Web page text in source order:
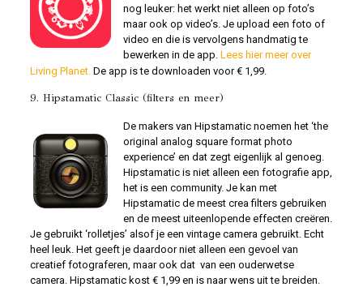
nog leuker: het werkt niet alleen op foto’s
maar ook op video’s. Je upload een foto of
video en die is vervolgens handmatig te
bewerken in de app. Lees hier meer over
Living Planet.De app is te downloaden voor € 1,99.
9. Hipstamatic Classic(filters en meer)
De makers van Hipstamatic noemen het ‘the
original analog square format photo
experience’ en dat zegt eigenlijk al genoeg.
Hipstamatic is niet alleen een fotografie app,
het is een community. Je kan met
Hipstamatic de meest crea filters gebruiken
en de meest uiteenlopende effecten creëren.
Je gebruikt ‘rolletjes’ alsof je een vintage camera gebruikt. Echt
heel leuk. Het geeft je daardoor niet alleen een gevoel van
creatief fotograferen, maar ook dat van een ouderwetse
camera. Hipstamatic kost € 1,99 en is naar wens uit te breiden.